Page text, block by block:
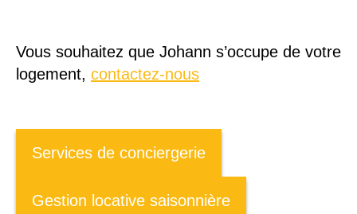
Vous souhaitez que Johann s’occupe de votre
logement, contactez-nous
Services de conciergerie
Gestion locative saisonnière